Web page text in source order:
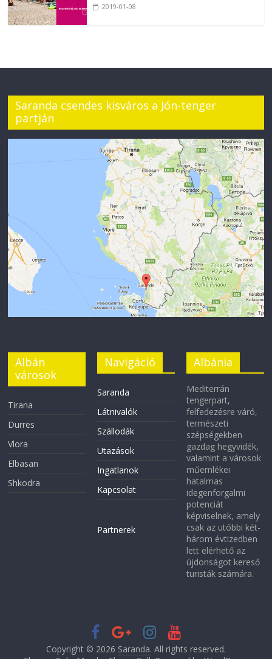
2019-01-08
Saranda csendes kisváros a Jón-tenger
partján
Albán
városok
Tirana
Durrës
Vlora
Elbasan
Shkodra
Navigáció
Saranda
Látnivalók
Szállodák
Utazások
Ingatlanok
Kapcsolat
Partnerek
Albánia
Mediterrán
tengerpart,
felfedezésre váró,
természeti
szépségekben
gazdag hegyvidék,
valamint a városok
műemlékei
hatalmas
idegenforgalmi
potenciát
képviselnek, amely
csak az utóbbi két-
három évtizedben
lett elérhető az
újdonságot kereső
turisták számára.
Copyright © 2026 Saranda. All rights reserved.